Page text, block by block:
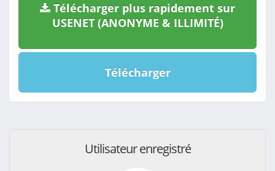
Télécharger plus rapidement sur
USENET (ANONYME & ILLIMITÉ)
Télécharger
Utilisateur enregistré